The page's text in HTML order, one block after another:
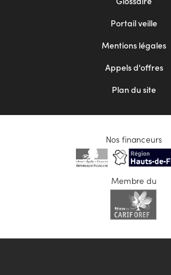
Portail veille
Mentions légales
Appels d'offres
Plan du site
Nos financeurs
Membre du